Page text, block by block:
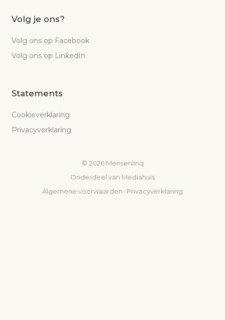
Volg je ons?
Volg ons op Facebook
Volg ons op LinkedIn
Statements
Cookieverklaring
Privacyverklaring
© 2026Mensenlinq
Onderdeel van Mediahuis
Algemene voorwaarden- Privacyverklaring